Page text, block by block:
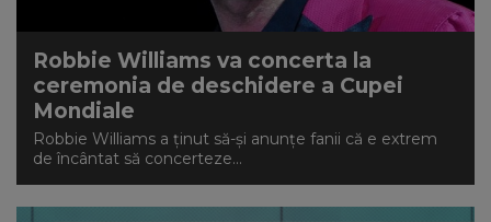
Robbie Williams va concerta la
ceremonia de deschidere a Cupei
Mondiale
Robbie Williams a ținut să-și anunțe fanii că e extrem
de încântat să concerteze...